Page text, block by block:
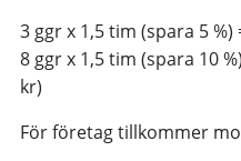
3 ggr x 1,5 tim (spara 5
8 ggr x 1,5 tim (spara 10
kr)
För företag tillkommer